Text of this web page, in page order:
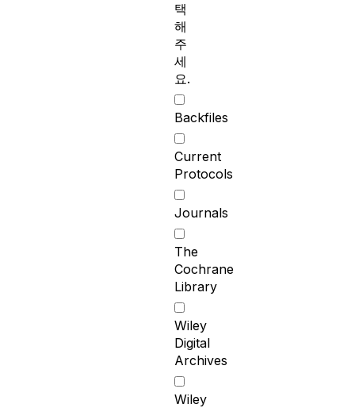
택
해
주
세
요.
Backfiles
Current
Protocols
Journals
The
Cochrane
Library
Wiley
Digital
Archives
Wiley